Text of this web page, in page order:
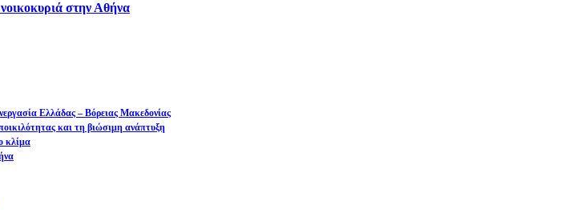
στην Αθήνα
Ελλάδας – Βόρειας Μακεδονίας
και τη βιώσιμη ανάπτυξη
κλίμα